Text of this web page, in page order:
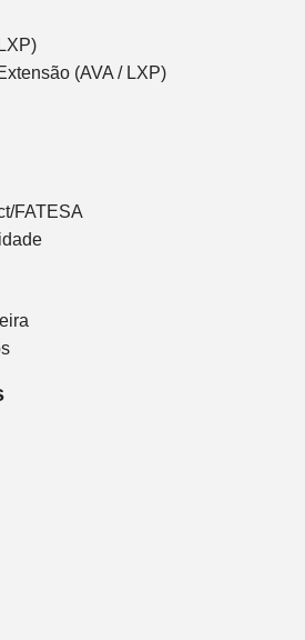
(AVA / LXP)
FATESA